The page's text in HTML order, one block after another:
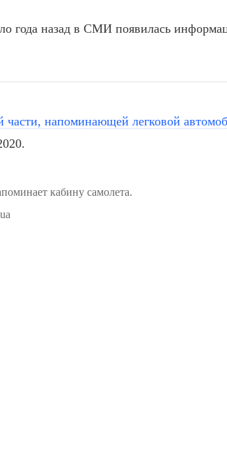
года назад в СМИ появилась
части, напоминающей легковой
кабину самолета.